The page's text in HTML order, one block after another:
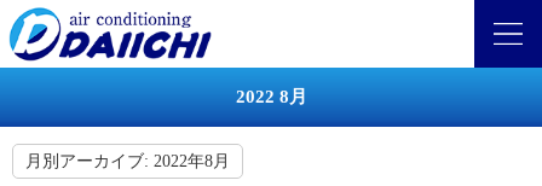
2022 8月
月別アーカイブ: 2022年8月